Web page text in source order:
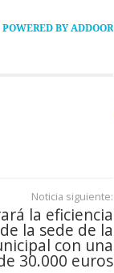
POWERED BY ADDOOR
Noticia siguiente:
la eficiencia
la sede de la
con una
30.000 euros